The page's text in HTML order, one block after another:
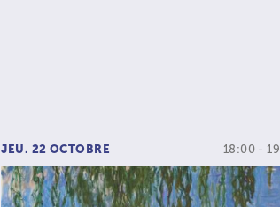
JEU. 22 OCTOBRE 18:00 -